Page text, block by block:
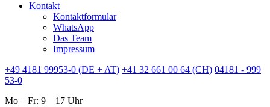
Kontakt
Kontaktformular
WhatsApp
Das Team
Impressum
+49 4181 99953-0 (DE + AT) +41 32 661 00 64 (CH) 04181 - 999
53-0
Mo – Fr: 9 – 17 Uhr